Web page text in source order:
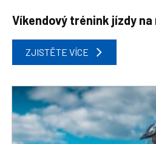
Víkendový trénink jízdy
ZJISTĚTE VÍCE